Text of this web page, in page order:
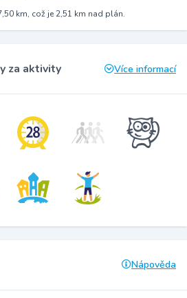
km, což je 2,51 km nad plán.
za aktivity Více informací
Nápověda